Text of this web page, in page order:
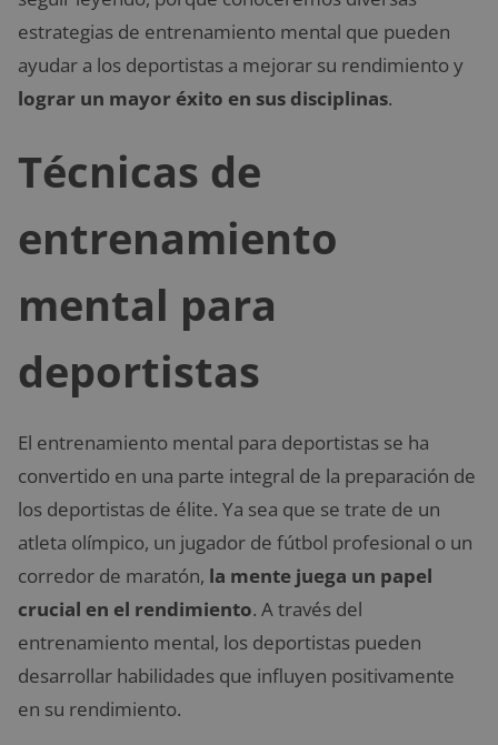
estrategias de entrenamiento mental que pueden
ayudar a los deportistas a mejorar su rendimiento y
lograr un mayor éxito en sus disciplinas.
Técnicas de
entrenamiento
mental para
deportistas
El entrenamiento mental para deportistas se ha
convertido en una parte integral de la preparación de
los deportistas de élite. Ya sea que se trate de un
atleta olímpico, un jugador de fútbol profesional o un
corredor de maratón, la mente juega un papel
crucial en el rendimiento. A través del
entrenamiento mental, los deportistas pueden
desarrollar habilidades que influyen positivamente
en su rendimiento.